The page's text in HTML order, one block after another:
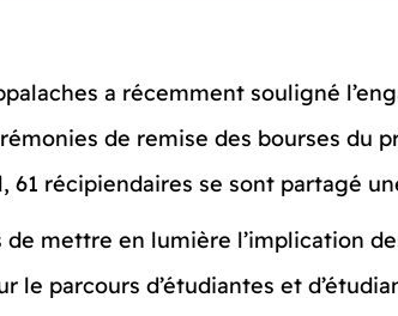
a récemment souligné
de remise des bourses du
récipiendaires se sont partagé
mettre en lumière l’implication
le parcours d’étudiantes et